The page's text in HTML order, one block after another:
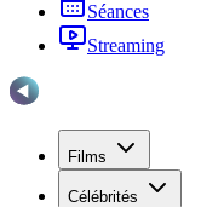
Séances
Streaming
Films
Célébrités